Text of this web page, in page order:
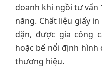
doanh khi ngồi tư vấn
năng. Chất liệu giấy
dặn, được gia công
hoặc bế nổi định hình
thương hiệu.